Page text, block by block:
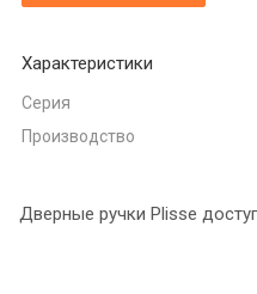
Характеристики
Серия
Производство
Дверные ручки Plisse